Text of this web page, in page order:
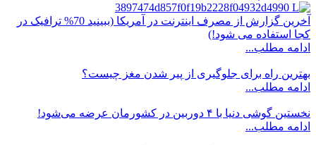
آخرین گزارش از مصرف اینترنت در آمریکا (ببینید 70% ترافیک در
کجا استفاده می شود!)
ادامه مطلب...
بهترین راه برای جلوگیری از پیر شدن مغز چیست؟
ادامه مطلب...
نخستین گوشی دنیا با ۴ دوربین در کشورمان عرضه می‌شود!
ادامه مطلب...